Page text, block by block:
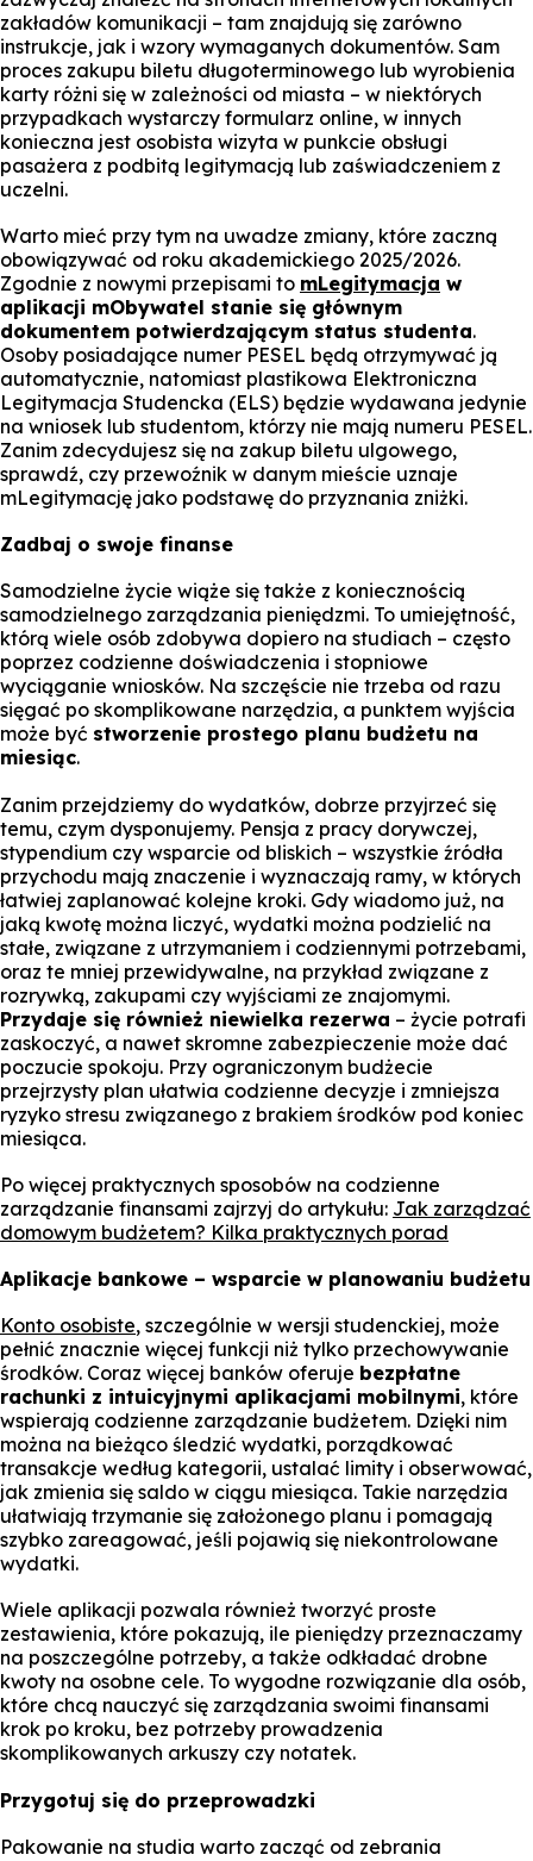
zakładów komunikacji – tam znajdują się zarówno
instrukcje, jak i wzory wymaganych dokumentów. Sam
proces zakupu biletu długoterminowego lub wyrobienia
karty różni się w zależności od miasta – w niektórych
przypadkach wystarczy formularz online, w innych
konieczna jest osobista wizyta w punkcie obsługi
pasażera z podbitą legitymacją lub zaświadczeniem z
uczelni.
Warto mieć przy tym na uwadze zmiany, które zaczną
obowiązywać od roku akademickiego 2025/2026.
Zgodnie z nowymi przepisami to mLegitymacja w
aplikacji mObywatel stanie się głównym
dokumentem potwierdzającym status studenta.
Osoby posiadające numer PESEL będą otrzymywać ją
automatycznie, natomiast plastikowa Elektroniczna
Legitymacja Studencka (ELS) będzie wydawana jedynie
na wniosek lub studentom, którzy nie mają numeru PESEL.
Zanim zdecydujesz się na zakup biletu ulgowego,
sprawdź, czy przewoźnik w danym mieście uznaje
mLegitymację jako podstawę do przyznania zniżki.
Zadbaj o swoje finanse
Samodzielne życie wiąże się także z koniecznością
samodzielnego zarządzania pieniędzmi. To umiejętność,
którą wiele osób zdobywa dopiero na studiach – często
poprzez codzienne doświadczenia i stopniowe
wyciąganie wniosków. Na szczęście nie trzeba od razu
sięgać po skomplikowane narzędzia, a punktem wyjścia
może być stworzenie prostego planu budżetu na
miesiąc.
Zanim przejdziemy do wydatków, dobrze przyjrzeć się
temu, czym dysponujemy. Pensja z pracy dorywczej,
stypendium czy wsparcie od bliskich – wszystkie źródła
przychodu mają znaczenie i wyznaczają ramy, w których
łatwiej zaplanować kolejne kroki. Gdy wiadomo już, na
jaką kwotę można liczyć, wydatki można podzielić na
stałe, związane z utrzymaniem i codziennymi potrzebami,
oraz te mniej przewidywalne, na przykład związane z
rozrywką, zakupami czy wyjściami ze znajomymi.
Przydaje się również niewielka rezerwa – życie potrafi
zaskoczyć, a nawet skromne zabezpieczenie może dać
poczucie spokoju. Przy ograniczonym budżecie
przejrzysty plan ułatwia codzienne decyzje i zmniejsza
ryzyko stresu związanego z brakiem środków pod koniec
miesiąca.
Po więcej praktycznych sposobów na codzienne
zarządzanie finansami zajrzyj do artykułu: Jak zarządzać
domowym budżetem? Kilka praktycznych porad
Aplikacje bankowe – wsparcie w planowaniu budżetu
Konto osobiste, szczególnie w wersji studenckiej, może
pełnić znacznie więcej funkcji niż tylko przechowywanie
środków. Coraz więcej banków oferuje bezpłatne
rachunki z intuicyjnymi aplikacjami mobilnymi, które
wspierają codzienne zarządzanie budżetem. Dzięki nim
można na bieżąco śledzić wydatki, porządkować
transakcje według kategorii, ustalać limity i obserwować,
jak zmienia się saldo w ciągu miesiąca. Takie narzędzia
ułatwiają trzymanie się założonego planu i pomagają
szybko zareagować, jeśli pojawią się niekontrolowane
wydatki.
Wiele aplikacji pozwala również tworzyć proste
zestawienia, które pokazują, ile pieniędzy przeznaczamy
na poszczególne potrzeby, a także odkładać drobne
kwoty na osobne cele. To wygodne rozwiązanie dla osób,
które chcą nauczyć się zarządzania swoimi finansami
krok po kroku, bez potrzeby prowadzenia
skomplikowanych arkuszy czy notatek.
Przygotuj się do przeprowadzki
Pakowanie na studia warto zacząć od zebrania